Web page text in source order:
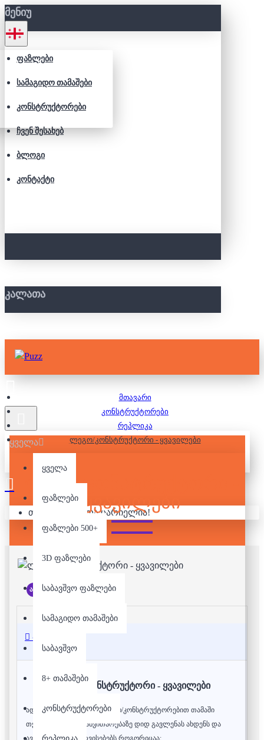
ᲛᲔᲜᲘᲣ
ᲤᲐᲖᲚᲔᲑᲘ
ᲡᲐᲛᲐᲒᲘᲓᲝ ᲗᲐᲛᲐᲨᲔᲑᲘ
ᲙᲝᲜᲡᲢᲠᲣᲥᲢᲝᲠᲔᲑᲘ
ᲩᲕᲔᲜ ᲨᲔᲡᲐᲮᲔᲑ
ᲑᲚᲝᲒᲘ
ᲙᲝᲜᲢᲐᲥᲢᲘ
ᲙᲐᲚᲐᲗᲐ
ყველა
ყველა
ფაზლები
ფაზლები 500+
3D ფაზლები
საბავშვო ფაზლები
სამაგიდო თამაშები
საბავშვო
8+ თამაშები
კონსტრუქტორები
თქვენი კალათა ცარიელია!
მთავარი
კონსტრუქტორები
რეპლიკა
ლეგო/კონსტრუქტორი - ყვავილები
ᲚᲔᲒᲝ/ᲙᲝᲜᲡᲢᲠᲣᲥᲢᲝᲠᲘ -
ᲧᲕᲐᲕᲘᲚᲔᲑᲘ
არ არის მარაგში
აღწერა
ლეგო/კონსტრუქტორი - ყვავილები
ადრეული ასაკიდანვე ლეგო/კონსტრუქტორებით თამაში
თქვენი პატარის განვითარებაზე დიდ გავლენას ახდენს და